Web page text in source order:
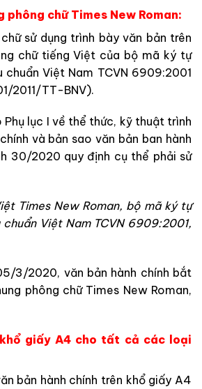
phông chữ Times New Roman:
sử dụng trình bày văn bản trên
chữ tiếng Việt của bộ mã ký tự
Việt Nam TCVN 6909:2001
2011/TT-BNV).
Phụ lục I về thể thức, kỹ thuật trình
và bản sao văn bản ban hành
30/2020 quy định cụ thể phải sử
Times New Roman, bộ mã ký tự
Việt Nam TCVN 6909:2001,
3/2020, văn bản hành chính bắt
phông chữ Times New Roman,
giấy A4 cho tất cả các loại
bản hành chính trên khổ giấy A4